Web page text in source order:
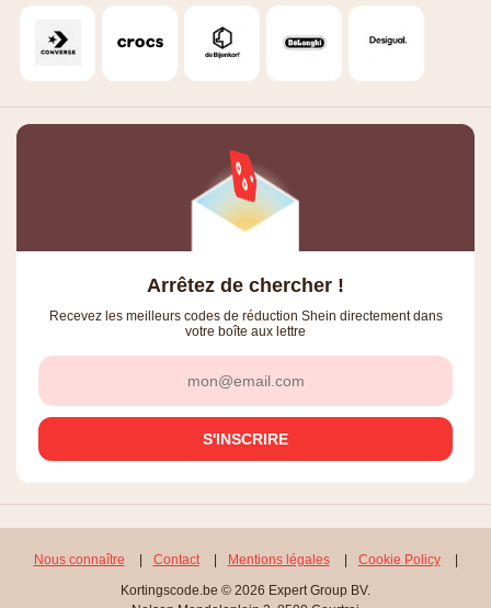
Arrêtez de chercher !
Recevez les meilleurs codes de réduction Shein directement dans
votre boîte aux lettre
Nous connaître | Contact | Mentions légales | Cookie Policy
|
Kortingscode.be © 2026 Expert Group BV.